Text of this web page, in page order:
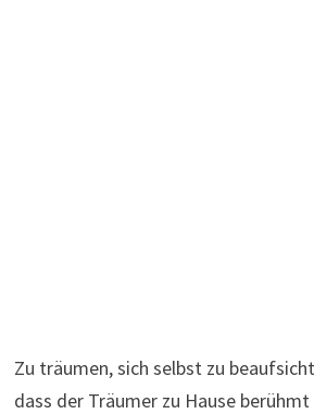
Zu träumen, sich selbst zu
dass der Träumer zu Hause